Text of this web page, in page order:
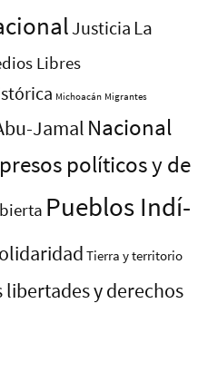
Justicia La
Libres
Michoacán Migrantes
Jamal Nacional
polí­ticos y de
Pueblos Indí­
Tierra y territorio
libertades y derechos